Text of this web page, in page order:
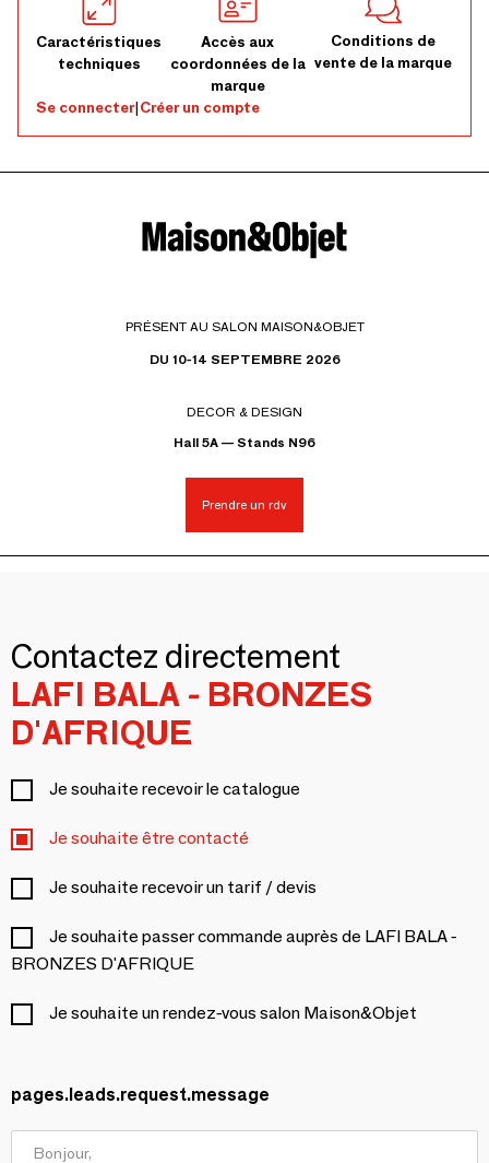
Caractéristiques
techniques
Accès aux
coordonnées de la
marque
Conditions de
vente de la marque
Se connecter|Créer un compte
PRÉSENT AU SALON MAISON&OBJET
DU 10-14 SEPTEMBRE 2026
DECOR & DESIGN
Hall 5A — Stands N96
Prendre un rdv
Contactez directement
LAFI BALA - BRONZES
D'AFRIQUE
Je souhaite recevoir le catalogue
Je souhaite être contacté
Je souhaite recevoir un tarif / devis
Je souhaite passer commande auprès de LAFI BALA -
BRONZES D'AFRIQUE
Je souhaite un rendez-vous salon Maison&Objet
pages.leads.request.message